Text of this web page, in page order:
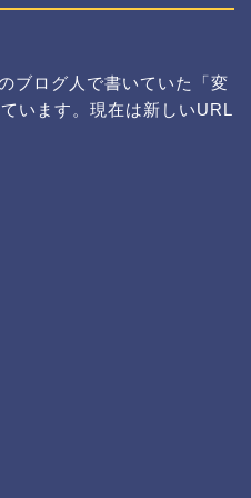
ブログ人で書いていた「変
います。現在は新しいURL